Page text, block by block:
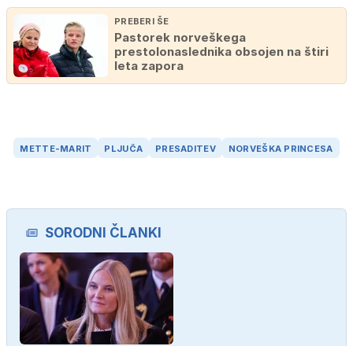
PREBERI ŠE
Pastorek norveškega
prestolonaslednika obsojen na štiri
leta zapora
METTE-MARIT PLJUČA PRESADITEV NORVEŠKA PRINCESA
SORODNI ČLANKI